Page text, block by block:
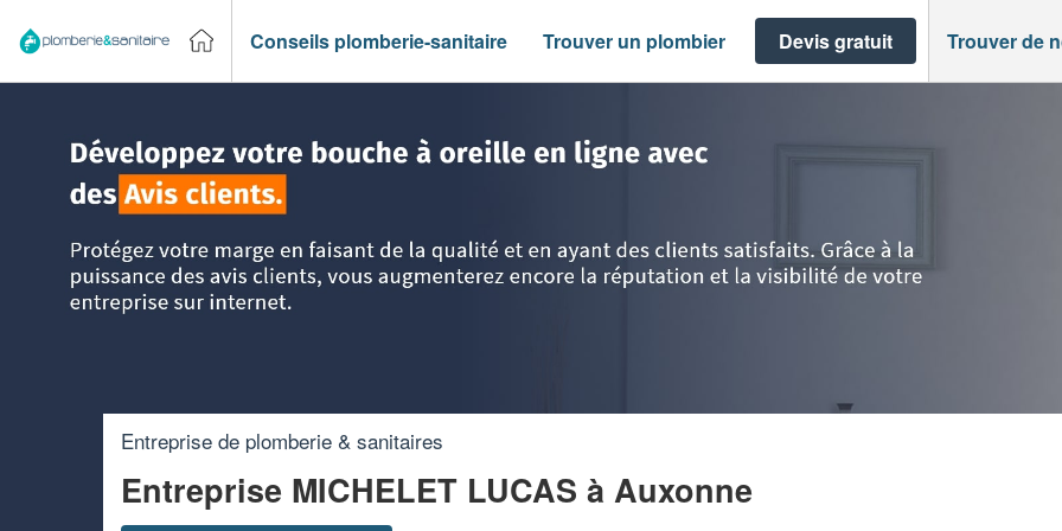
Conseils plomberie-sanitaire Trouver un plombier Devis gratuit Trouver de
Entreprise de plomberie & sanitaires
Entreprise MICHELET LUCAS à Auxonne